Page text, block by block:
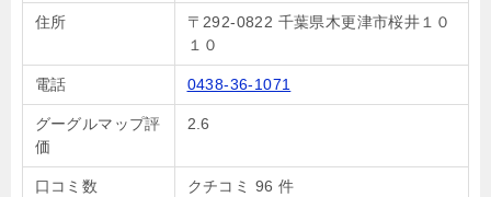
住所
〒292-0822 千葉県木更津市桜井１０
１０
電話 0438-36-1071
グーグルマップ評
価
2.6
口コミ数 クチコミ 96 件